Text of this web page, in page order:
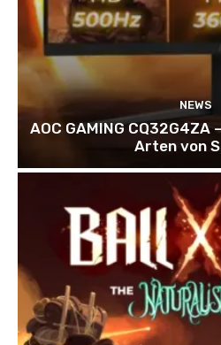
NEWS
AOC GAMING
Arten von